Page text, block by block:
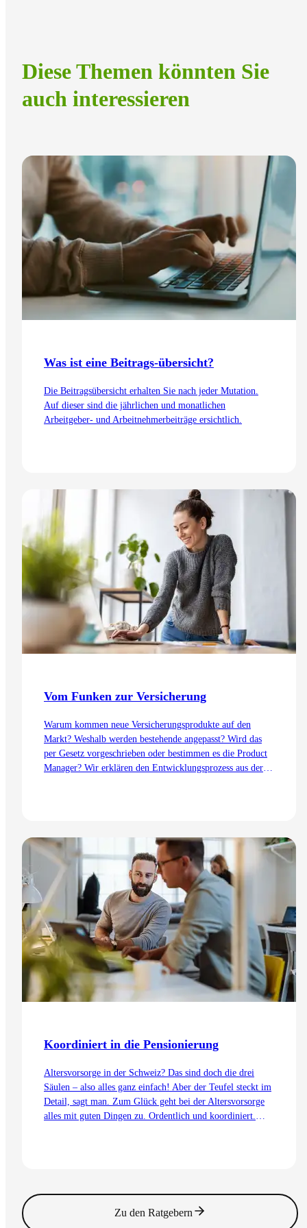
Diese Themen könnten Sie
auch interessieren
Was ist eine Beitrags-übersicht?
Die Beitragsübersicht erhalten Sie nach jeder Mutation.
Auf dieser sind die jährlichen und monatlichen
Arbeitgeber- und Arbeitnehmerbeiträge ersichtlich.
Zum Artikel
Vom Funken zur Versicherung
Warum kommen neue Versicherungsprodukte auf den
Markt? Weshalb werden bestehende angepasst? Wird das
per Gesetz vorgeschrieben oder bestimmen es die Product
Manager? Wir erklären den Entwicklungsprozess aus der
Zum Artikel
Koordiniert in die Pensionierung
Altersvorsorge in der Schweiz? Das sind doch die drei
Säulen – also alles ganz einfach! Aber der Teufel steckt im
Detail, sagt man. Zum Glück geht bei der Altersvorsorge
alles mit guten Dingen zu. Ordentlich und koordiniert.
Zu den Ratgebern